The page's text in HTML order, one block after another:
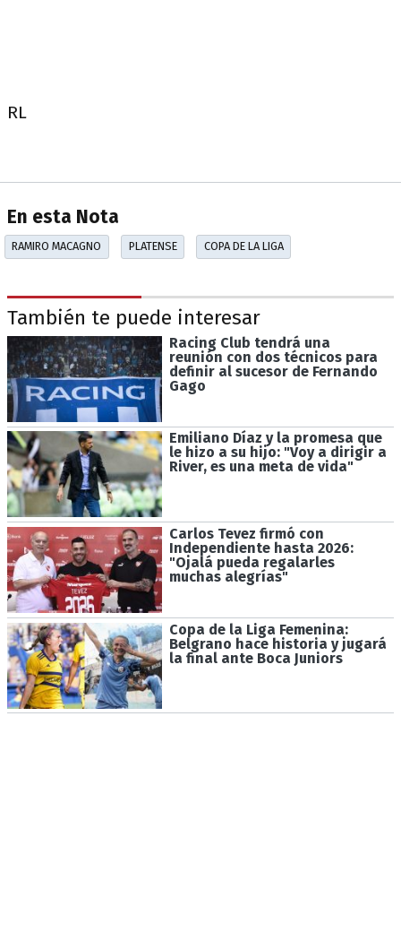
RL
En esta Nota
RAMIRO MACAGNO PLATENSE COPA DE LA LIGA
También te puede interesar
Racing Club tendrá una
reunión con dos técnicos para
definir al sucesor de Fernando
Gago
Emiliano Díaz y la promesa que
le hizo a su hijo: "Voy a dirigir a
River, es una meta de vida"
Carlos Tevez firmó con
Independiente hasta 2026:
"Ojalá pueda regalarles
muchas alegrías"
Copa de la Liga Femenina:
Belgrano hace historia y jugará
la final ante Boca Juniors